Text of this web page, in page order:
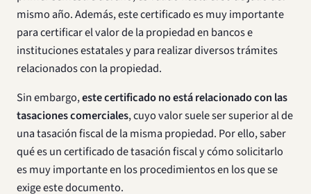
mismo año. Además, este certificado es muy importante
para certificar el valor de la propiedad en bancos e
instituciones estatales y para realizar diversos trámites
relacionados con la propiedad.
Sin embargo,este certificado no está relacionado con las
tasaciones comerciales, cuyo valor suele ser superior al de
una tasación fiscal de la misma propiedad. Por ello, saber
qué es un certificado de tasación fiscal y cómo solicitarlo
es muy importante en los procedimientos en los que se
exige este documento.